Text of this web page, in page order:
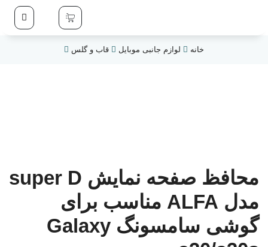
خانه لوازم جانبی موبایل قاب و گلس
محافظ صفحه نمایش super D
مدل ALFA مناسب برای
گوشی سامسونگ Galaxy